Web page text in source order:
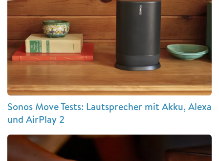
Sonos Move Tests: Lautsprecher mit Akku, Alexa
und AirPlay 2